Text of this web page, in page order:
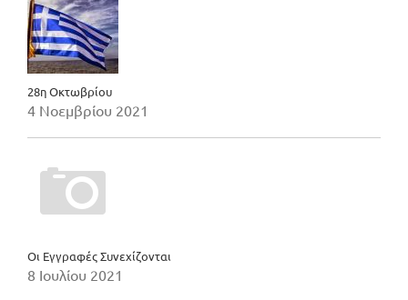
28η Οκτωβρίου
4 Νοεμβρίου 2021
Οι Εγγραφές Συνεχίζονται
8 Ιουλίου 2021